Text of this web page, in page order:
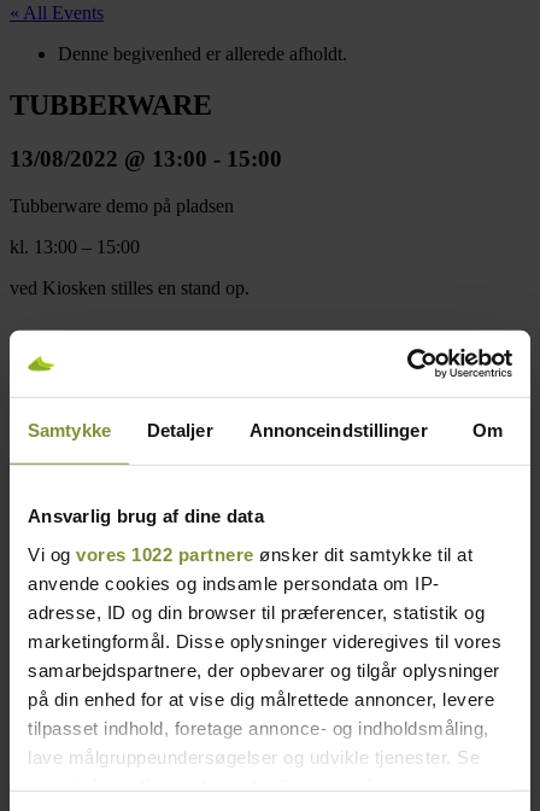
Samtykke Detaljer Annonceindstillinger Om
Ansvarlig brug af dine data
Vi og vores 1022 partnere ønsker dit samtykke til at
anvende cookies og indsamle persondata om IP-
adresse, ID og din browser til præferencer, statistik og
marketingformål. Disse oplysninger videregives til vores
samarbejdspartnere, der opbevarer og tilgår oplysninger
på din enhed for at vise dig målrettede annoncer, levere
tilpasset indhold, foretage annonce- og indholdsmåling,
lave målgruppeundersøgelser og udvikle tjenester. Se
« All Events
Denne begivenhed er allerede afholdt.
TUBBERWARE
13/08/2022 @ 13:00 - 15:00
Tubberware demo på pladsen
kl. 13:00 – 15:00
ved Kiosken stilles en stand op.
Detaljer
Dato: